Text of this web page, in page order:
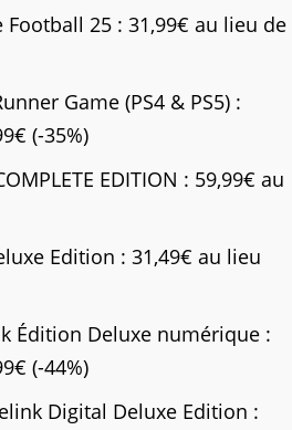
Football 25 : 31,99€ au lieu de
Game (PS4 & PS5) :
(-35%)
EDITION : 59,99€ au
Edition : 31,49€ au lieu
Édition Deluxe numérique :
(-44%)
Digital Deluxe Edition :